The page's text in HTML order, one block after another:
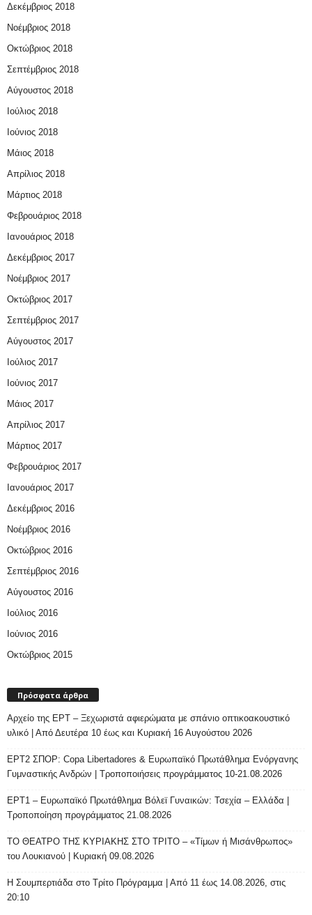
Δεκέμβριος 2018
Νοέμβριος 2018
Οκτώβριος 2018
Σεπτέμβριος 2018
Αύγουστος 2018
Ιούλιος 2018
Ιούνιος 2018
Μάιος 2018
Απρίλιος 2018
Μάρτιος 2018
Φεβρουάριος 2018
Ιανουάριος 2018
Δεκέμβριος 2017
Νοέμβριος 2017
Οκτώβριος 2017
Σεπτέμβριος 2017
Αύγουστος 2017
Ιούλιος 2017
Ιούνιος 2017
Μάιος 2017
Απρίλιος 2017
Μάρτιος 2017
Φεβρουάριος 2017
Ιανουάριος 2017
Δεκέμβριος 2016
Νοέμβριος 2016
Οκτώβριος 2016
Σεπτέμβριος 2016
Αύγουστος 2016
Ιούλιος 2016
Ιούνιος 2016
Οκτώβριος 2015
Πρόσφατα άρθρα
Αρχείο της ΕΡΤ – Ξεχωριστά αφιερώματα με σπάνιο οπτικοακουστικό
υλικό | Από Δευτέρα 10 έως και Κυριακή 16 Αυγούστου 2026
ΕΡΤ2 ΣΠΟΡ: Copa Libertadores & Ευρωπαϊκό Πρωτάθλημα Ενόργανης
Γυμναστικής Ανδρών | Τροποποιήσεις προγράμματος 10-21.08.2026
ΕΡΤ1 – Ευρωπαϊκό Πρωτάθλημα Βόλεϊ Γυναικών: Τσεχία – Ελλάδα |
Τροποποίηση προγράμματος 21.08.2026
ΤΟ ΘΕΑΤΡΟ ΤΗΣ ΚΥΡΙΑΚΗΣ ΣΤΟ ΤΡΙΤΟ – «Τίμων ή Μισάνθρωπος»
του Λουκιανού | Κυριακή 09.08.2026
H Σουμπερτιάδα στο Τρίτο Πρόγραμμα | Από 11 έως 14.08.2026, στις
20:10